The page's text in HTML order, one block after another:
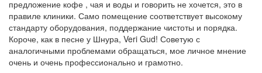
предложение кофе , чая и воды и говорить не хочется, это в
правиле клиники. Само помещение соответствует высокому
стандарту оборудования, поддержание чистоты и порядка.
Короче, как в песне у Шнура, Veri Gud! Советую с
аналогичными проблемами обращаться, мое личное мнение
очень и очень профессионально и грамотно.